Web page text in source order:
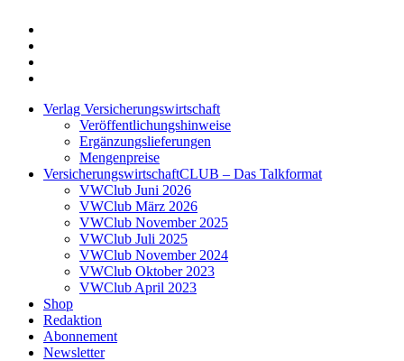
Verlag Versicherungswirtschaft
Veröffentlichungshinweise
Ergänzungslieferungen
Mengenpreise
VersicherungswirtschaftCLUB – Das Talkformat
VWClub Juni 2026
VWClub März 2026
VWClub November 2025
VWClub Juli 2025
VWClub November 2024
VWClub Oktober 2023
VWClub April 2023
Shop
Redaktion
Abonnement
Newsletter